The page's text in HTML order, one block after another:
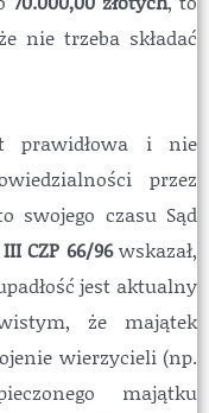
nie trzeba składać
prawidłowa i nie
przez
swojego czasu Sąd
III CZP 66/96wskazał,
jest aktualny
że majątek
wierzycieli (np.
majątku